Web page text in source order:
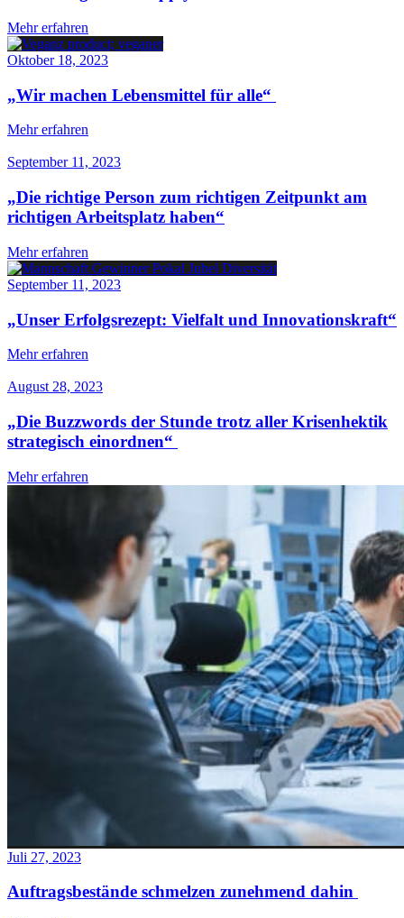
Mehr erfahren
Oktober 18, 2023
„Wir machen Lebensmittel für alle“
Mehr erfahren
September 11, 2023
„Die richtige Person zum richtigen Zeitpunkt am
richtigen Arbeitsplatz haben“
Mehr erfahren
September 11, 2023
„Unser Erfolgsrezept: Vielfalt und Innovationskraft“
Mehr erfahren
August 28, 2023
„Die Buzzwords der Stunde trotz aller Krisenhektik
strategisch einordnen“
Mehr erfahren
Juli 27, 2023
Auftragsbestände schmelzen zunehmend dahin